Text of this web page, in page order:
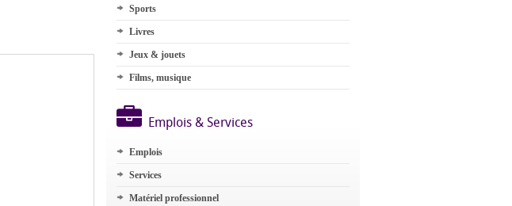
Sports
Livres
Jeux & jouets
Films, musique
Emplois & Services
Emplois
Services
Matériel professionnel